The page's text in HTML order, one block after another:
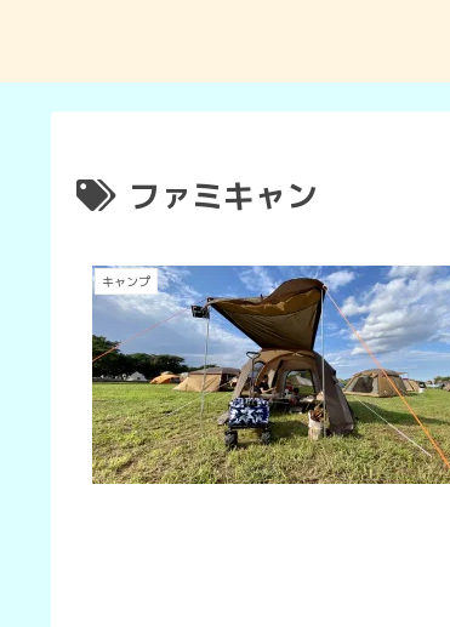
ファミキャン
キャンプ